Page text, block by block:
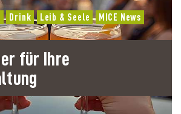
Drink Leib & Seele
MICE News
für Ihre